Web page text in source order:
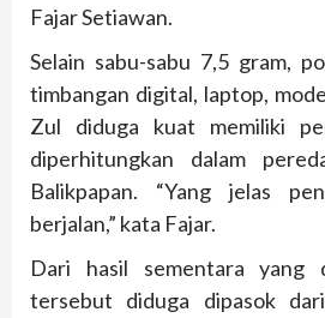
Fajar Setiawan.
Selain sabu-sabu 7,5 gram,
timbangan digital, laptop,
Zul diduga kuat memiliki
diperhitungkan dalam
Balikpapan. “Yang jelas
berjalan,” kata Fajar.
Dari hasil sementara yang
tersebut diduga dipasok